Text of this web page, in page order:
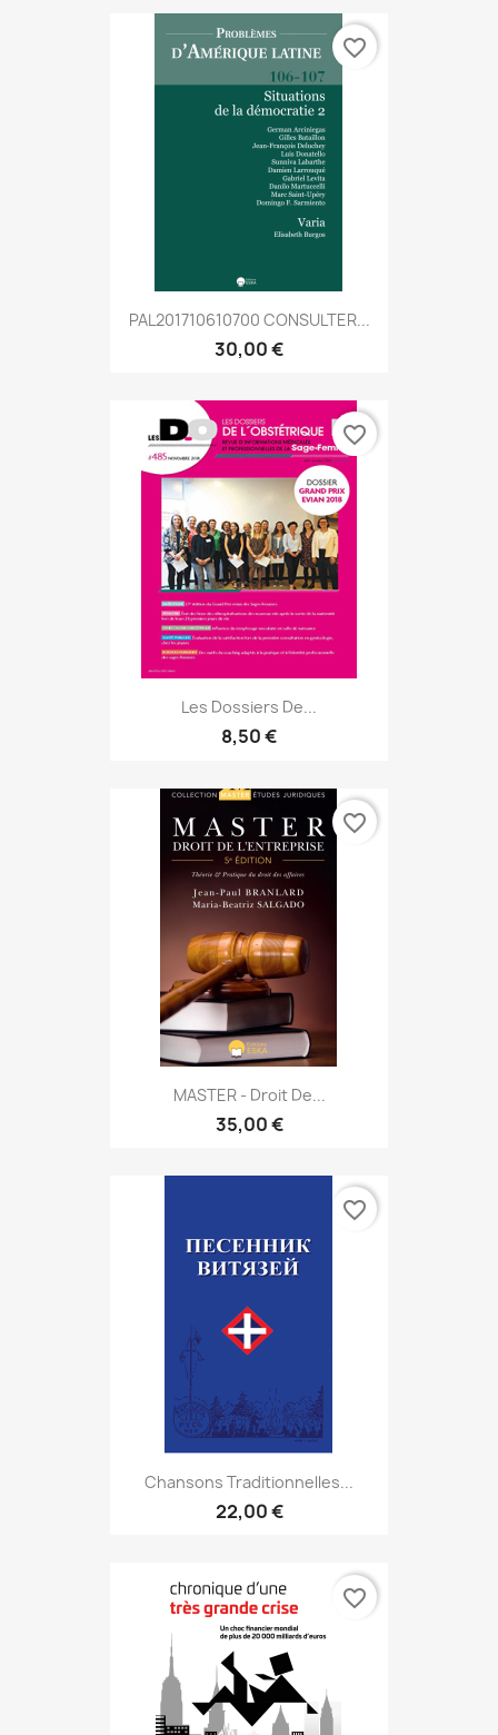
PAL201710610700 CONSULTER...
30,00 €
favorite_border
Les Dossiers De...
8,50 €
favorite_border
MASTER - Droit De...
35,00 €
favorite_border
Chansons Traditionnelles...
22,00 €
favorite_border
favorite_border